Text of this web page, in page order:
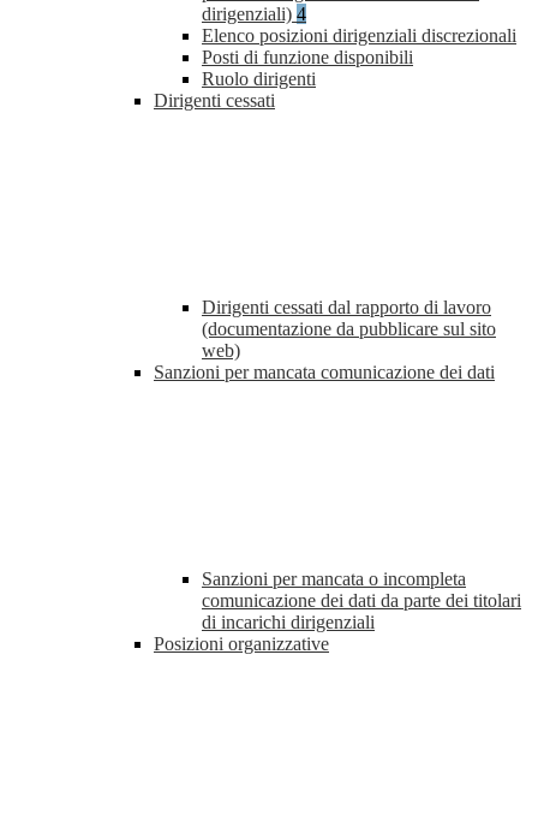
dirigenziali) 4
Elenco posizioni dirigenziali discrezionali
Posti di funzione disponibili
Ruolo dirigenti
Dirigenti cessati
Dirigenti cessati dal rapporto di lavoro
(documentazione da pubblicare sul sito
web)
Sanzioni per mancata comunicazione dei dati
Sanzioni per mancata o incompleta
comunicazione dei dati da parte dei titolari
di incarichi dirigenziali
Posizioni organizzative